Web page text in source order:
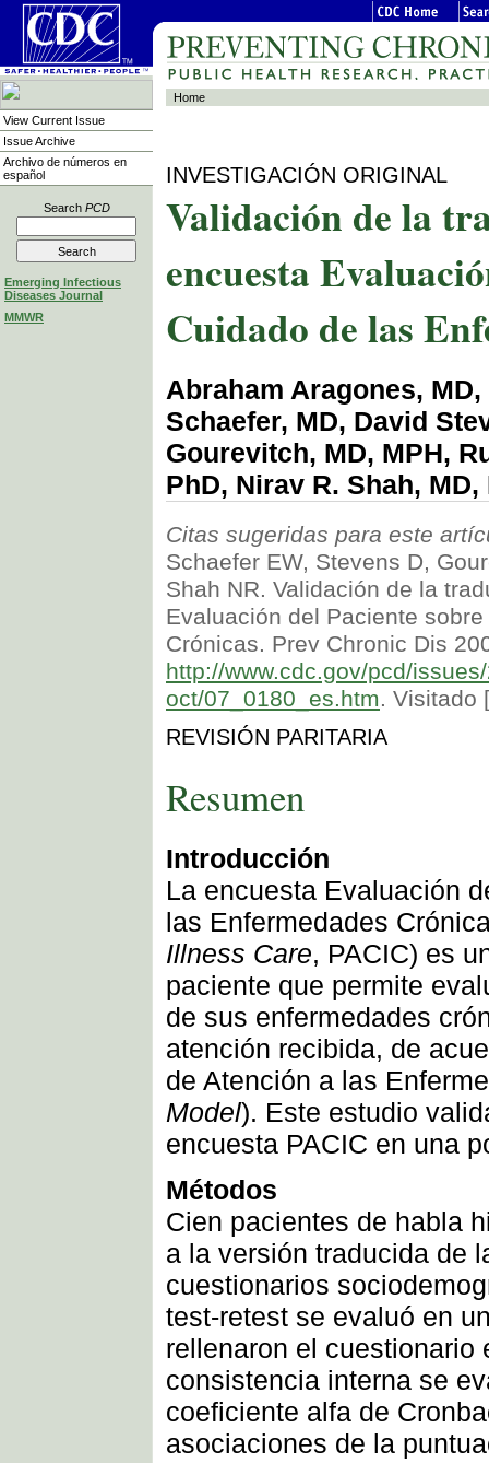
View Current Issue
Issue Archive
Archivo de números en
español
Search PCD
Emerging Infectious
Diseases Journal
MMWR
Home
INVESTIGACIÓN ORIGINAL
Validación de la
encuesta
Cuidado de las
Abraham Aragones,
Schaefer, MD, David
Gourevitch, MD, MPH,
PhD, Nirav R. Shah, MD,
Citas sugeridas para este
Schaefer EW, Stevens D,
Shah NR. Validación de la
Evaluación del Paciente
Crónicas. Prev Chronic Dis
http://www.cdc.gov/pcd/
oct/07_0180_es.htm. Visitado [
REVISIÓN PARITARIA
Resumen
Introducción
La encuesta Evaluación
las Enfermedades
Illness Care, PACIC) es
paciente que permite
de sus enfermedades
atención recibida, de
de Atención a las
Model). Este estudio
encuesta PACIC en una
Métodos
Cien pacientes de habla
a la versión traducida de
cuestionarios
test-retest se evaluó en
rellenaron el cuestionario
consistencia interna se
coeficiente alfa de
asociaciones de la